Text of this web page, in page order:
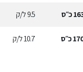
כ״ס 9.5ל/ק
כ״ס 10.7ל/ק